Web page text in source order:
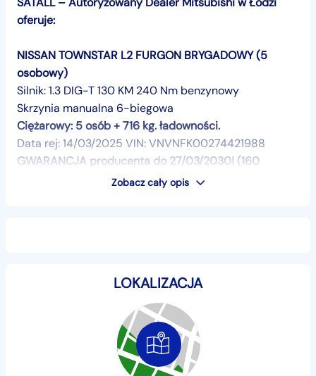
oferuje:
NISSAN TOWNSTAR L2 FURGON BRYGADOWY (5
osobowy)
Silnik: 1.3 DIG-T 130 KM 240 Nm benzynowy
Skrzynia manualna 6-biegowa
Ciężarowy: 5 osób + 716 kg. ładowności.
Data rej: 14/03/2025 VIN: VNVNFK00274421988
GWARANCJA producenta do 27/03/2030! (160
-światła LED do jazdy dziennej,
-halogeny przeciwmgielne z przodu,
-aktywny tempomat,
-system monitorujący zmęczenie kierowcy,
-system rozpoznawania znaków drogowych,
-system utrzymania pasa ruchu,
Zobacz cały opis
LOKALIZACJA